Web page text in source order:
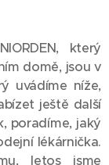
který
domě, ­jsou v
uvádíme níže,
ještě další
poradíme, jaký
lékárnička.
letos jsme